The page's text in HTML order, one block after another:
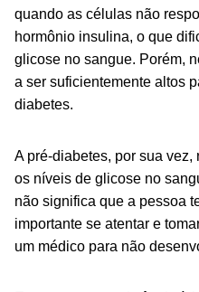
quando as células não
hormônio insulina, o que
glicose no sangue. Porém,
a ser suficientemente altos
diabetes.
A pré-diabetes, por sua
os níveis de glicose no
não significa que a pessoa
importante se atentar e
um médico para não